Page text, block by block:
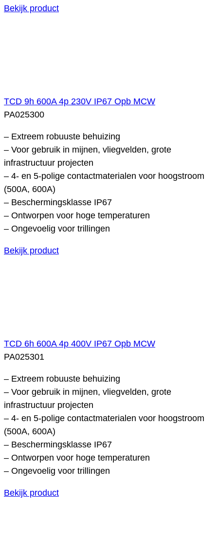
Bekijk product
TCD 9h 600A 4p 230V IP67 Opb MCW
PA025300
– Extreem robuuste behuizing
– Voor gebruik in mijnen, vliegvelden, grote
infrastructuur projecten
– 4- en 5-polige contactmaterialen voor hoogstroom
(500A, 600A)
– Beschermingsklasse IP67
– Ontworpen voor hoge temperaturen
– Ongevoelig voor trillingen
Bekijk product
TCD 6h 600A 4p 400V IP67 Opb MCW
PA025301
– Extreem robuuste behuizing
– Voor gebruik in mijnen, vliegvelden, grote
infrastructuur projecten
– 4- en 5-polige contactmaterialen voor hoogstroom
(500A, 600A)
– Beschermingsklasse IP67
– Ontworpen voor hoge temperaturen
– Ongevoelig voor trillingen
Bekijk product